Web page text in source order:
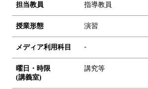
担当教員 指導教員
授業形態 演習
メディア利用科目 -
曜日・時限
(講義室)
講究等